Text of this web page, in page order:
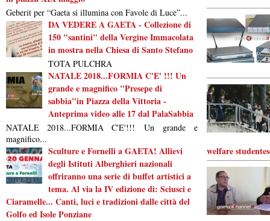
Geberit per “Gaeta si illumina con Favole di Luce”...
DA VEDERE A GAETA - Collezione di
150 "santini" della Vergine Immacolata
in mostra nella Chiesa di Santo Stefano
TOTA PULCHRA
NATALE 2018...FORMIA C'E' !!! Un
grande e magnifico "Presepe di
sabbia"in Piazza della Vittoria -
Anteprima video alle 17 dal PalaSabbia
NATALE 2018...FORMIA C'E'!!! Un grande e
magnifico...
Sculture e Fornelli a GAETA! Allievi
degli Istituti Alberghieri nazionali
offriranno una serie di buffet artistici a
tema. Al via la IV edizione di: Sciusci e
Ciaramelle... Canti, luci e tradizioni dalle città del
Golfo ed Isole Ponziane
welfare